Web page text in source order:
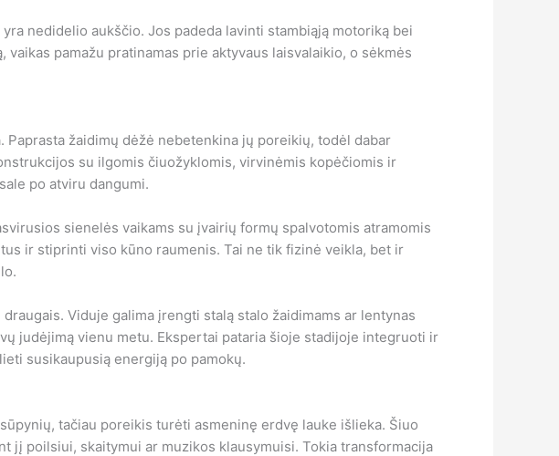
nedidelio aukščio. Jos padeda lavinti stambiąją motoriką bei
pamažu pratinamas prie aktyvaus laisvalaikio, o sėkmės
žaidimų dėžė nebetenkina jų poreikių, todėl dabar
su ilgomis čiuožyklomis, virvinėmis kopėčiomis ir
po atviru dangumi.
sienelės vaikams su įvairių formų spalvotomis atramomis
ir stiprinti viso kūno raumenis. Tai ne tik fizinė veikla, bet ir
Viduje galima įrengti stalą stalo žaidimams ar lentynas
judėjimą vienu metu. Ekspertai pataria šioje stadijoje integruoti ir
susikaupusią energiją po pamokų.
tačiau poreikis turėti asmeninę erdvę lauke išlieka. Šiuo
jį poilsiui, skaitymui ar muzikos klausymuisi. Tokia transformacija